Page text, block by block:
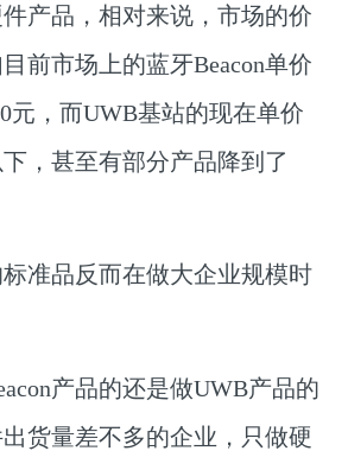
产品，相对来说，市场的价
前市场上的蓝牙Beacon单价
元，而UWB基站的现在单价
，甚至有部分产品降到了
准品反而在做大企业规模时
产品的还是做UWB产品的
货量差不多的企业，只做硬